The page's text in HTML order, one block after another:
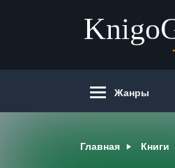
Жанры
Главная Книги